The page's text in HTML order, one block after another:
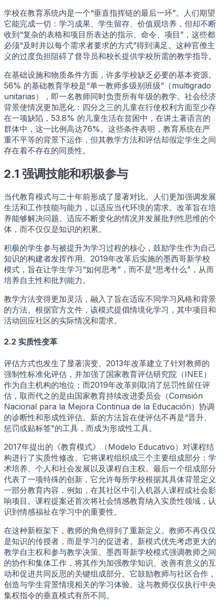
学校在教育系统内是一个“垂直指挥链的最后一环”。人们期望
它能完成一切：学习成果、学生留存、价值观培养，但却不断
收到“复杂的表格和项目所表达的指示、命令、项目”，这些都
必须“及时并以每个需求者要求的方式”得到满足。这种官僚主
义的过度负担阻碍了督导员和校长提供学校所需的教学指导。
在基础设施和物质条件方面，许多学校缺乏必要的基本资源。
56% 的基础教育学校是“单一教师多级别班级”（multigrado
unitarias），即一名教师同时负责所有年级的教学。社会经济
背景使情况更加恶化：四分之三的儿童在行使权利方面至少存
在一项缺陷，53.8% 的儿童生活在贫困中，在讲土著语言的
群体中，这一比例高达76%。这些条件表明，教育系统在严
重不平等的背景下运作，但其教学方法和评估却假定学生之间
存在着不存在的同质性。
2.1 强调技能和积极参与
当代教育模式与二十年前形成了显著对比。人们更加强调发展
生活和工作技能与能力，以适应当代环境的需求。改革旨在培
养能够解决问题、适应不断变化的情况并发展批判性思维的个
体，而不仅仅是知识的积累。
积极的学生参与被提升为学习过程的核心，鼓励学生作为自己
知识的构建者发挥作用。2019年改革后实施的墨西哥新学校
模式，旨在让学生学习“如何思考”，而不是“思考什么”，从而
培养自主性和批判能力。
教学方法变得更加灵活，融入了旨在适应不同学习风格和背景
的方法。根据官方文件，该模式提倡情境化学习，其中项目和
活动回应社区的实际情况和需求。
2.2 实质性变革
评估方式也发生了显著演变。2013年改革建立了针对教师的
强制性标准化评估，并加强了国家教育评估研究院（INEE）
作为自主机构的地位；而2019年改革则取消了惩罚性留任评
估，取而代之的是由国家教育持续改进委员会（Comisión
Nacional para la Mejora Continua de la Educación）协调
的诊断性和形成性评估。新的方法旨在使评估不再是“晋升、
惩罚或贴标签”的工具，而成为形成性工具。
2017年提出的《教育模式》（Modelo Educativo）对课程结
构进行了实质性修改。它将课程组织成三个主要组成部分：学
术培养、个人和社会发展以及课程自主权。最后一个组成部分
代表了一项特殊的创新，它允许每所学校根据其具体背景定义
一部分教育内容，例如，在其社区中引入机器人课程或社会影
响项目。课程提案还首次将社会情感教育纳入实质性领域，认
识到情感福祉在学习中的重要性。
在这种新框架下，教师的角色得到了重新定义。教师不再仅仅
是知识的传授者，而是学习的促进者。新模式优先考虑更大的
教学自主权和参与教学决策。墨西哥新学校模式强调教师之间
的协作和集体工作，将其作为加强教学知识、改善有意义的互
动和促进共同反思的关键组成部分。它鼓励教师与社区合作，
创造与学生背景情境相关的学习体验。这与教师仅仅执行中央
集权指令的垂直模式有所不同。